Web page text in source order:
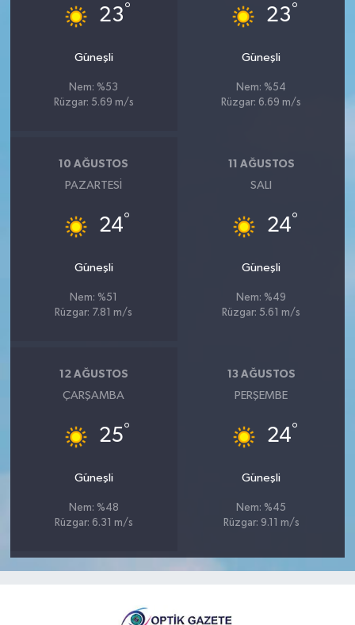
23°
Güneşli
Nem: %53
Rüzgar: 5.69 m/s
23°
Güneşli
Nem: %54
Rüzgar: 6.69 m/s
10 AĞUSTOS
PAZARTESI
24°
Güneşli
Nem: %51
Rüzgar: 7.81 m/s
11 AĞUSTOS
SALI
24°
Güneşli
Nem: %49
Rüzgar: 5.61 m/s
12 AĞUSTOS
ÇARŞAMBA
25°
Güneşli
Nem: %48
Rüzgar: 6.31 m/s
13 AĞUSTOS
PERŞEMBE
24°
Güneşli
Nem: %45
Rüzgar: 9.11 m/s